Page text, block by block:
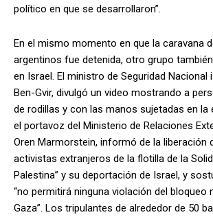
político en que se desarrollaron”.
En el mismo momento en que la caravana
argentinos fue detenida, otro grupo
en Israel. El ministro de Seguridad Nacional
Ben-Gvir, divulgó un video mostrando a
de rodillas y con las manos sujetadas en la
el portavoz del Ministerio de Relaciones
Oren Marmorstein, informó de la liberación
activistas extranjeros de la flotilla de la
Palestina” y su deportación de Israel, y
“no permitirá ninguna violación del bloqueo
Gaza”. Los tripulantes de alrededor de 50